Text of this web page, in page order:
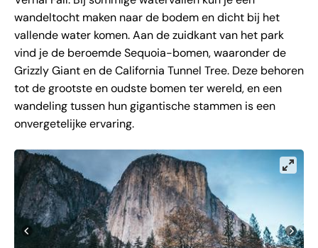
wandeltocht maken naar de bodem en dicht bij het
vallende water komen. Aan de zuidkant van het park
vind je de beroemde Sequoia-bomen, waaronder de
Grizzly Giant en de California Tunnel Tree. Deze behoren
tot de grootste en oudste bomen ter wereld, en een
wandeling tussen hun gigantische stammen is een
onvergetelijke ervaring.